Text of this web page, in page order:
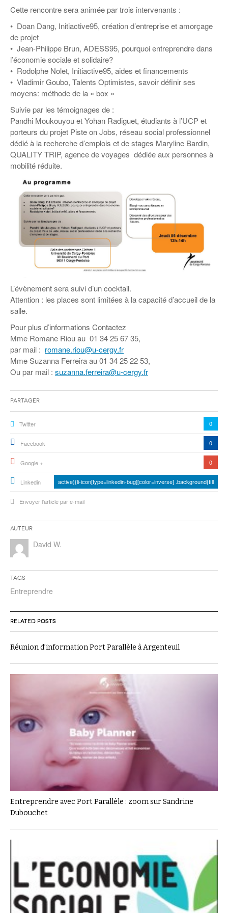
Malle pédagogique « Parcours d’exils
d’hier et d’aujourd’hui »
Lutte contre l’illettrisme
Les veilleurs de l’info
Education verte
Formation Eco-délégué.es
Actualité Ecole
… Formations BAFD
Cette rencontre sera animée par trois intervenants :
• Doan Dang, Initiactive95, création d’entreprise et amorçage
de projet
• Jean-Philippe Brun, ADESS95, pourquoi entreprendre dans
l’économie sociale et solidaire?
• Rodolphe Nolet, Initiactive95, aides et financements
• Vladimir Goubo, Talents Optimistes, savoir définir ses
moyens: méthode de la « box »
Suivie par les témoignages de :
Pandhi Moukouyou et Yohan Radiguet, étudiants à l’UCP et
porteurs du projet Piste on Jobs, réseau social professionnel
dédié à la recherche d’emplois et de stages Maryline Bardin,
QUALITY TRIP, agence de voyages dédiée aux personnes à
mobilité réduite.
L’évènement sera suivi d’un cocktail.
Attention : les places sont limitées à la capacité d’accueil de la
salle.
Pour plus d’informations Contactez
Mme Romane Riou au 01 34 25 67 35,
par mail : romane.riou@u-cergy.fr
Mme Suzanna Ferreira au 01 34 25 22 53,
Ou par mail : suzanna.ferreira@u-cergy.fr
Partager
Twitter 0
Facebook 0
Google + 0
Linkedin active){li-icon[type=linkedin-bug][color=inverse] .background{fill
Envoyer l'article par e-mail
Auteur
David W.
Tags
Entreprendre
RELATED POSTS
Réunion d’information Port Parallèle à Argenteuil
Entreprendre avec Port Parallèle : zoom sur Sandrine
Dubouchet